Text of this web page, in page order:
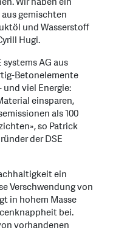
gemischten
und Wasserstoff
Hugi.
AG aus
Betonelemente
viel Energie:
einsparen,
als 100
so Patrick
der DSE
ein
Verschwendung von
in hohem Masse
bei.
vorhandenen